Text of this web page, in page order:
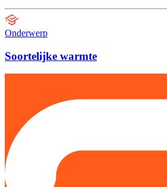
Onderwerp
Soortelijke warmte